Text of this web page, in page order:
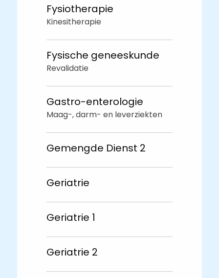
Fysiotherapie
Kinesitherapie
Fysische geneeskunde
Revalidatie
Gastro-enterologie
Maag-, darm- en leverziekten
Gemengde Dienst 2
Geriatrie
Geriatrie 1
Geriatrie 2